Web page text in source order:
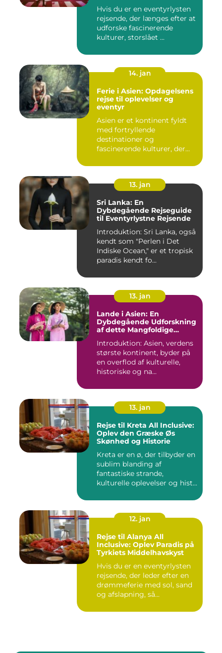
Hvis du er en eventyrlysten
rejsende, der længes efter at
udforske fascinerende
kulturer, storslået ...
14. jan
Ferie i Asien: Opdagelsens
rejse til oplevelser og
eventyr
Asien er et kontinent fyldt
med fortryllende
destinationer og
fascinerende kulturer, der
13. jan
Sri Lanka: En
Dybdegående Rejseguide
til Eventyrlystne Rejsende
Introduktion: Sri Lanka, også
kendt som "Perlen i Det
Indiske Ocean," er et tropisk
paradis kendt fo...
13. jan
Lande i Asien: En
Dybdegående Udforskning
af dette Mangfoldige
Introduktion: Asien, verdens
største kontinent, byder på
en overflod af kulturelle,
historiske og na...
13. jan
Rejse til Kreta All Inclusive:
Oplev den Græske Øs
Skønhed og Historie
Kreta er en ø, der tilbyder en
sublim blanding af
fantastiske strande,
kulturelle oplevelser og hist...
12. jan
Rejse til Alanya All
Inclusive: Oplev Paradis på
Tyrkiets Middelhavskyst
Hvis du er en eventyrlysten
rejsende, der leder efter en
drømmeferie med sol, sand
og afslapning, så...